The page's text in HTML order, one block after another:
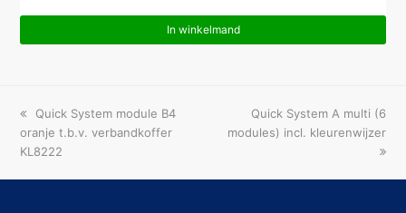
In winkelmand
previous
post:
Quick System module B4
oranje t.b.v. verbandkoffer
KL8222
next
post:
Quick System A multi (6
modules) incl. kleurenwijzer